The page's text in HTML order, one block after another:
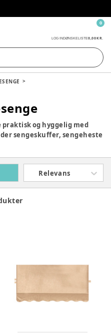
LOG INDØNSKELISTE0,00 KR.
0
praktisk og hyggelig med
sengeskuffer, sengeheste
personlig seng til dit barn
Relevans